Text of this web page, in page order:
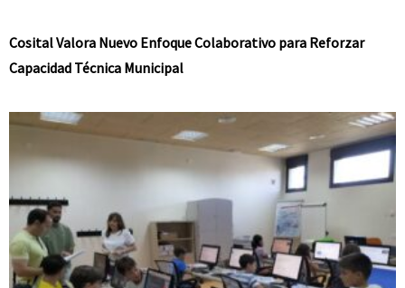
Cosital Valora Nuevo Enfoque Colaborativo para Reforzar
Capacidad Técnica Municipal